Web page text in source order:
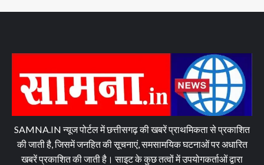
SAMNA.IN न्यूज पोर्टल में छत्तीसगढ़ की खबरें प्राथमिकता से प्रकाशित
की जाती है, जिसमें जनहित की सूचनाएं, समसामयिक घटनाओं पर अधारित
खबरें प्रकाशित की जाती है। साइट के कुछ तत्वों में उपयोगकर्ताओं द्वारा